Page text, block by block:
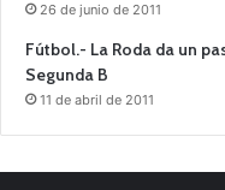
26 de junio de 2011
Fútbol.- La Roda da un
Segunda B
11 de abril de 2011